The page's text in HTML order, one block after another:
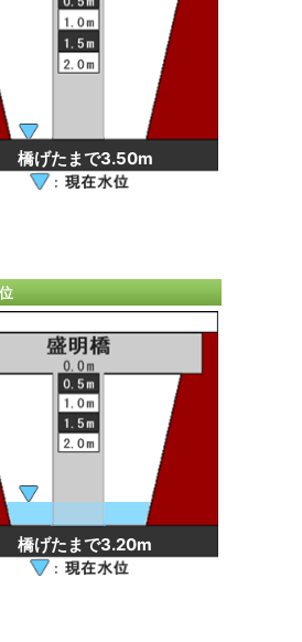
橋げたまで3.50m
橋げたまで3.20m